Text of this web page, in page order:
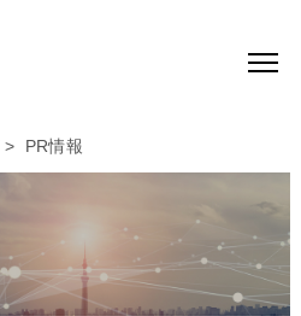
> PR情報